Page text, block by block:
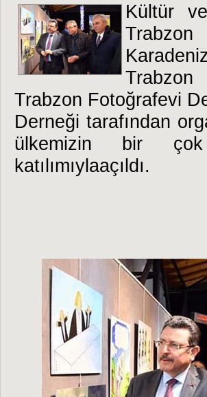
Kültür
Trabzon Fotoğrafevi
Derneği tarafından
ülkemizin bir çok
katılımıylaaçıldı.